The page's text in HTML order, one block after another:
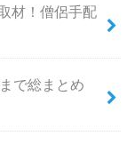
材！僧侶手配
で総まとめ